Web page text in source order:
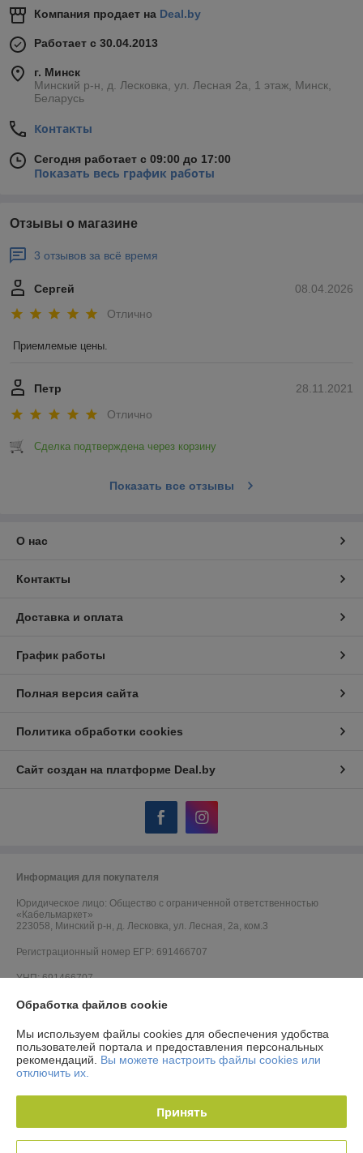
Компания продает на Deal.by
Работает с 30.04.2013
г. Минск
Минский р-н, д. Лесковка, ул. Лесная 2а, 1 этаж, Минск,
Беларусь
Контакты
Сегодня работает с 09:00 до 17:00
Показать весь график работы
Отзывы о магазине
3 отзывов за всё время
08.04.2026
Сергей
Отлично
Приемлемые цены.
28.11.2021
Петр
Отлично
Сделка подтверждена через корзину
Показать все отзывы
О нас
Контакты
Доставка и оплата
График работы
Полная версия сайта
Политика обработки cookies
Сайт создан на платформе Deal.by
Информация для покупателя
Юридическое лицо: Общество с ограниченной ответственностью
«Кабельмаркет»
223058, Минский р-н, д. Лесковка, ул. Лесная, 2а, ком.3
Регистрационный номер ЕГР: 691466707
УНП: 691466707
Регистрационный орган: Минский горисполком
Дата регистрации компании: 06.09.2012
Ссылка на свидетельство/лицензию
Ссылка на свидетельство/лицензию
Обработка файлов cookie
Мы используем файлы cookies для обеспечения удобства
пользователей портала и предоставления персональных
рекомендаций. Вы можете настроить файлы cookies или
отключить их.
Принять